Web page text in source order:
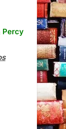
Percy